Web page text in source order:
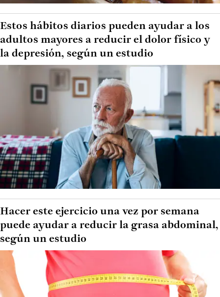
Estos hábitos diarios pueden ayudar a los
adultos mayores a reducir el dolor físico y
la depresión, según un estudio
Hacer este ejercicio una vez por semana
puede ayudar a reducir la grasa abdominal,
según un estudio